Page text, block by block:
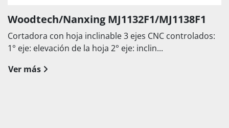
Woodtech/Nanxing MJ1132F1/MJ1138F1
Cortadora con hoja inclinable 3 ejes CNC controlados:
1° eje: elevación de la hoja 2° eje: inclin...
Ver más